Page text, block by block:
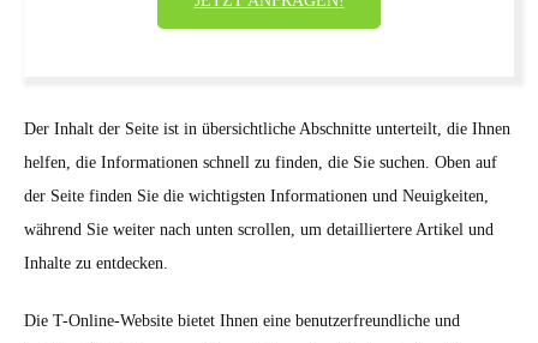
Der Inhalt der Seite ist in übersichtliche Abschnitte unterteilt, die Ihnen
helfen, die Informationen schnell zu finden, die Sie suchen. Oben auf
der Seite finden Sie die wichtigsten Informationen und Neuigkeiten,
während Sie weiter nach unten scrollen, um detailliertere Artikel und
Inhalte zu entdecken.
Die T-Online-Website bietet Ihnen eine benutzerfreundliche und